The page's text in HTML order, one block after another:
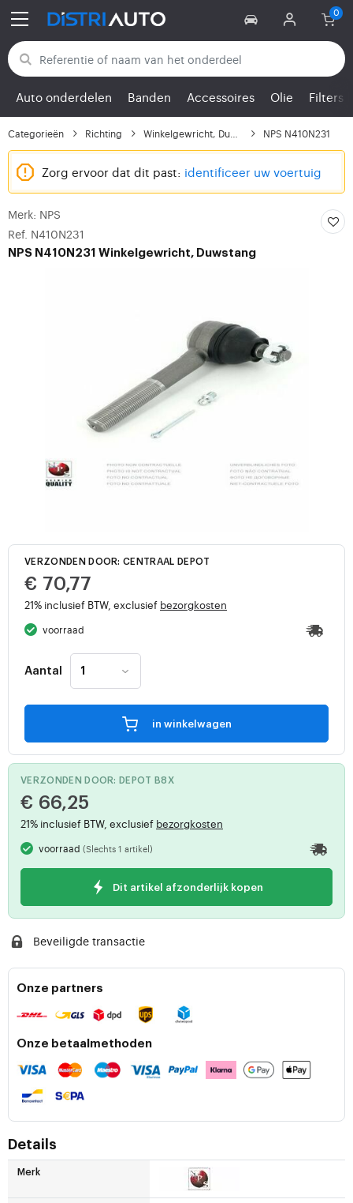
Terug naar categorieën
Auto onderdelen Banden Accessoires Olie Filters
Categorieën Richting NPS N410N231
Zorg ervoor dat dit past: identificeer uw voertuig
Merk: NPS
Ref. N410N231
NPS N410N231 Winkelgewricht, Duwstang
VERZONDEN DOOR: CENTRAAL DEPOT
€ 70,77
21% inclusief BTW, exclusief bezorgkosten
voorraad
Aantal
in winkelwagen
VERZONDEN DOOR: DEPOT B8X
€ 66,25
21% inclusief BTW, exclusief bezorgkosten
voorraad(Slechts 1 artikel)
Dit artikel afzonderlijk kopen
Beveiligde transactie
Onze partners
Onze betaalmethoden
Details
Merk